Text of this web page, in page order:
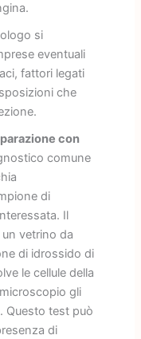
si
eventuali
fattori legati
che
con
comune
di
Il
vetrino da
di idrossido di
le cellule della
gli
Questo test può
di